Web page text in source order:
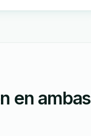
en ambas